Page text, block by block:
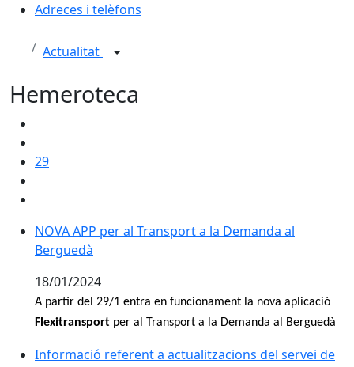
Adreces i telèfons
Actualitat
Hemeroteca
29
NOVA APP per al Transport a la Demanda al
NOVA APP per al Transport a la Demanda al
Berguedà
18/01/2024
A partir del 29/1 entra en funcionament la nova aplicació
Flexitransport per al Transport a la Demanda al Berguedà
Informació referent a actualitzacions del servei de